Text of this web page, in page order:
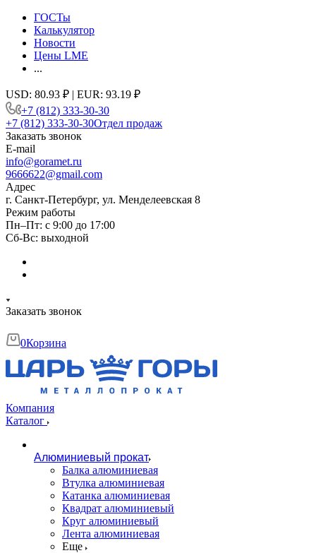
ГОСТы
Калькулятор
Новости
Цены LME
...
USD: 80.93 ₽ | EUR: 93.19 ₽
+7 (812) 333-30-30
+7 (812) 333-30-30Отдел продаж
Заказать звонок
E-mail
info@goramet.ru
9666622@gmail.com
Адрес
г. Санкт-Петербург, ул. Менделеевская 8
Режим работы
Пн–Пт: с 9:00 до 17:00
Сб-Вс: выходной
Заказать звонок
0Корзина
Компания
Каталог
Алюминиевый прокат
Балка алюминиевая
Втулка алюминиевая
Катанка алюминиевая
Квадрат алюминиевый
Круг алюминиевый
Лента алюминиевая
Еще